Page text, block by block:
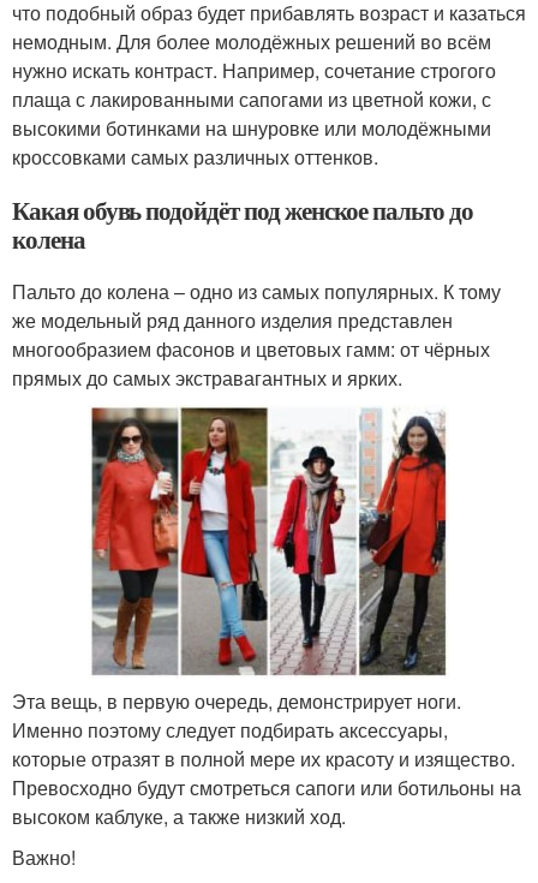
что подобный образ будет прибавлять возраст и казаться
немодным. Для более молодёжных решений во всём
нужно искать контраст. Например, сочетание строгого
плаща с лакированными сапогами из цветной кожи, с
высокими ботинками на шнуровке или молодёжными
кроссовками самых различных оттенков.
Какая обувь подойдёт под женское пальто до
колена
Пальто до колена – одно из самых популярных. К тому
же модельный ряд данного изделия представлен
многообразием фасонов и цветовых гамм: от чёрных
прямых до самых экстравагантных и ярких.
Эта вещь, в первую очередь, демонстрирует ноги.
Именно поэтому следует подбирать аксессуары,
которые отразят в полной мере их красоту и изящество.
Превосходно будут смотреться сапоги или ботильоны на
высоком каблуке, а также низкий ход.
Важно!